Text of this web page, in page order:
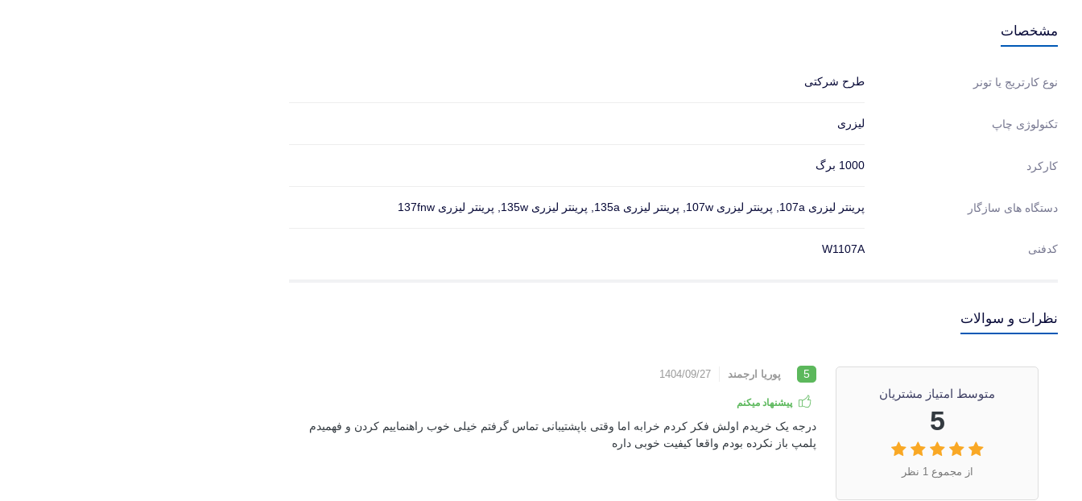
مشخصات
نوع کارتریج یا تونر طرح شرکتی
تکنولوژی چاپ لیزری
کارکرد 1000 برگ
دستگاه های سازگار پرینتر لیزری 107a, پرینتر لیزری 107w, پرینتر لیزری 135a, پرینتر لیزری 135w, پرینتر لیزری 137fnw
کدفنی W1107A
نظرات و سوالات
متوسط امتیاز مشتریان
5
از مجموع 1 نظر
5 پوریا ارجمند 1404/09/27
پیشنهاد میکنم
درجه یک خریدم اولش فکر کردم خرابه اما وقتی باپشتیبانی تماس گرفتم خیلی خوب راهنماییم کردن و فهمیدم
پلمپ باز نکرده بودم واقعا کیفیت خوبی داره